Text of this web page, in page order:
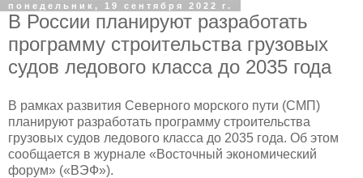
понедельник, 19 сентября 2022 г.
В России планируют разработать
программу строительства грузовых
судов ледового класса до 2035 года
В рамках развития Северного морского пути (СМП)
планируют разработать программу строительства
грузовых судов ледового класса до 2035 года. Об этом
сообщается в журнале «Восточный экономический
форум» («ВЭФ»).